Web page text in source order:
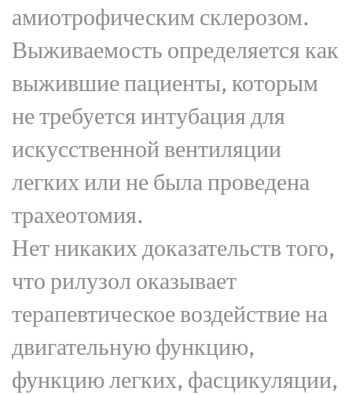
амиотрофическим склерозом.
Выживаемость определяется как
выжившие пациенты, которым
не требуется интубация для
искусственной вентиляции
легких или не была проведена
трахеотомия.
Нет никаких доказательств того,
что рилузол оказывает
терапевтическое воздействие на
двигательную функцию,
функцию легких, фасцикуляции,